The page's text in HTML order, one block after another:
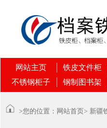
网站主页 铁皮文件柜
不锈钢柜子
钢制图书架
>您的位置： 网站首页> 新疆